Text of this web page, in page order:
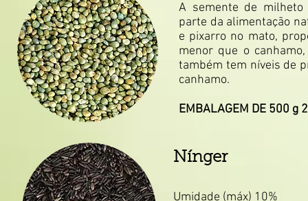
A semente de
parte da alimentação
e pixarro no mato,
menor que o
também tem níveis de
canhamo.
EMBALAGEM DE 500 g
Nínger
Umidade (máx) 10%